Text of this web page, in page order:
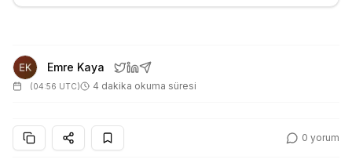
Emre Kaya
(04:56 UTC) 4 dakika okuma süresi
0 yorum